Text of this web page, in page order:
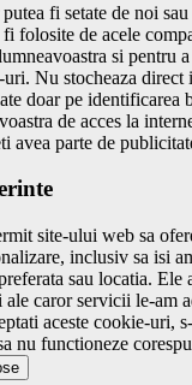
fi setate de noi
folosite de acele
si pentru
uri. Nu stocheaza
doar pe identificarea
de acces la
avea parte de
site-ului web sa
inclusiv sa isi
sau locatia. Ele
caror servicii le-am
aceste cookie-uri,
nu functioneze